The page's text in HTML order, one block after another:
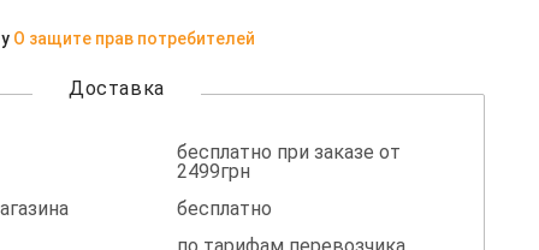
О защите прав потребителей
Доставка
бесплатно при заказе от
2499грн
бесплатно